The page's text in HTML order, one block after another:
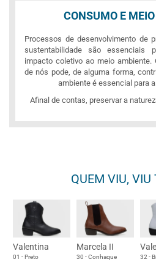
CONSUMO E
Processos de desenvolvimento de
sustentabilidade são essenciais
impacto coletivo ao meio ambiente.
de nós pode, de alguma forma,
ambiente é essencial para
Afinal de contas, preservar a
QUEM VIU, VIU
Valentina
01 - Preto
Marcela II
30 - Conhaque 32 -